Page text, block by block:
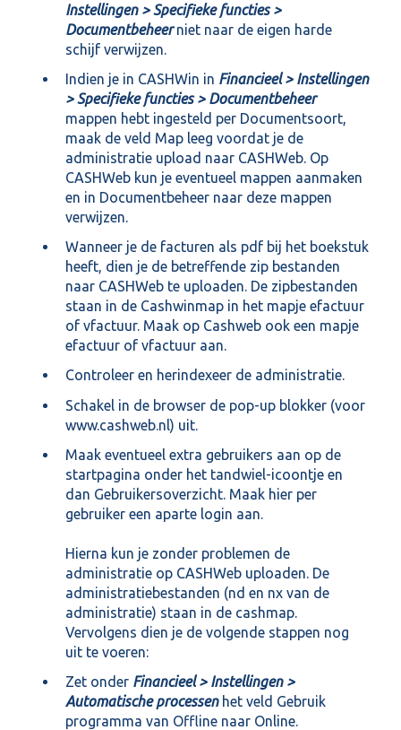
Instellingen > Specifieke functies >
Documentbeheerniet naar de eigen harde
schijf verwijzen.
Indien je in CASHWin in Financieel > Instellingen
> Specifieke functies > Documentbeheer
mappen hebt ingesteld per Documentsoort,
maak de veld Map leeg voordat je de
administratie upload naar CASHWeb. Op
CASHWeb kun je eventueel mappen aanmaken
en in Documentbeheer naar deze mappen
verwijzen.
Wanneer je de facturen als pdf bij het boekstuk
heeft, dien je de betreffende zip bestanden
naar CASHWeb te uploaden. De zipbestanden
staan in de Cashwinmap in het mapje efactuur
of vfactuur. Maak op Cashweb ook een mapje
efactuur of vfactuur aan.
Controleer en herindexeer de administratie.
Schakel in de browser de pop-up blokker (voor
www.cashweb.nl) uit.
Maak eventueel extra gebruikers aan op de
startpagina onder het tandwiel-icoontje en
dan Gebruikersoverzicht. Maak hier per
gebruiker een aparte login aan.
Hierna kun je zonder problemen de
administratie op CASHWeb uploaden. De
administratiebestanden (nd en nx van de
administratie) staan in de cashmap.
Vervolgens dien je de volgende stappen nog
uit te voeren:
Zet onder Financieel > Instellingen >
Automatische processenhet veld Gebruik
programma van Offline naar Online.